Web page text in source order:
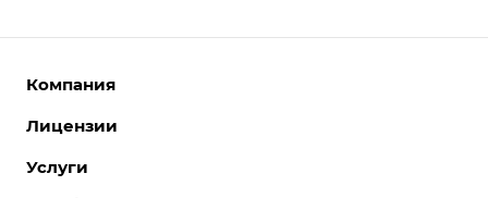
Компания
О компании
Лицензии
Интернет-магазины
Услуги